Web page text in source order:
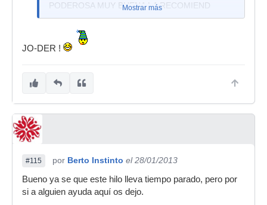
PODEROSA MUY BUENA LA RECOMIEND
Mostrar más
JO-DER !
#115 por Berto Instinto el 28/01/2013
Bueno ya se que este hilo lleva tiempo parado, pero por
si a alguien ayuda aquí os dejo.